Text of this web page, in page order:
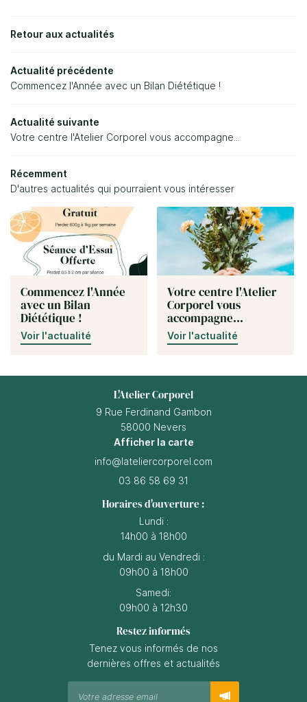
Diététique
Vacufit
produits
Nos soins
résultats
Avis
Actualités
Contact
Restez
Inscription
Rejoignez-
Retour aux actualités
Actualité précédente
Commencez l'Année avec un Bilan Diététique !
Actualité suivante
Votre centre l'Atelier Corporel vous accompagne...
Récemment
D'autres actualités qui pourraient vous intéresser
Commencez l'Année
avec un Bilan
Diététique !
Voir l'actualité
Votre centre l'Atelier
Corporel vous
accompagne...
Voir l'actualité
L'Atelier Corporel
9 Rue Ferdinand Gambon
58000 Nevers
Afficher la carte
03 86 58 69 31
Horaires d'ouverture :
Lundi :
14h00 à 18h00
du Mardi au Vendredi :
09h00 à 18h00
Samedi:
09h00 à 12h30
Restez informés
Tenez vous informés de nos
dernières offres et actualités